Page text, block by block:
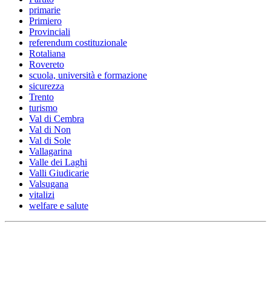
primarie
Primiero
Provinciali
referendum costituzionale
Rotaliana
Rovereto
scuola, università e formazione
sicurezza
Trento
turismo
Val di Cembra
Val di Non
Val di Sole
Vallagarina
Valle dei Laghi
Valli Giudicarie
Valsugana
vitalizi
welfare e salute